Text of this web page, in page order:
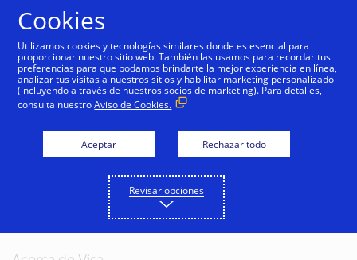
Seleccionar producto
Loyalty Fraud Management 1
Enlaces a sitios en inglés
Cookies
Utilizamos cookies y tecnologías similares donde es esencial para
proporcionar nuestro sitio web. También las usamos para recordar tus
preferencias para que podamos brindarte la mejor experiencia en línea,
analizar tus visitas a nuestros sitios y habilitar marketing personalizado
(incluyendo a través de nuestros socios de marketing). Para detalles,
consulta nuestroAviso de Cookies.
Aceptar Rechazar todo
Revisar opciones